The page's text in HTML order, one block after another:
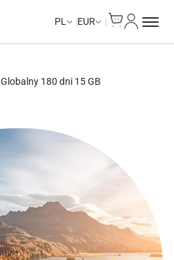
PL EUR
Globalny 180 dni 15 GB